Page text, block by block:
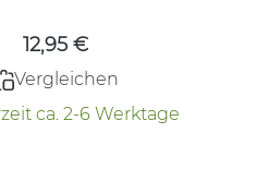
12,95 €
Vergleichen
ca. 2-6 Werktage